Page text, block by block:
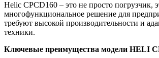
Helic CPCD160 – это не просто погрузчик,
многофункциональное решение для
требуют высокой производительности и
техники.
Ключевые преимущества модели HELI